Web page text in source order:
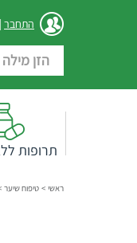
התחבר |
תרופות
ראשי > טיפוח שיער